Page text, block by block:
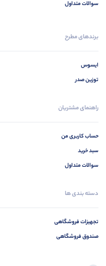
سوالات متداول
برندهای مطرح
ایسوس
توزین صدر
راهنمای مشتریان
حساب کاربری من
سبد خرید
سوالات متداول
دسته بندی ها
تجهیزات فروشگاهی
صندوق فروشگاهی